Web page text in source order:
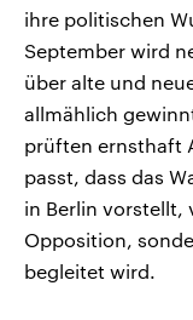
ihre politischen
September wird
über alte und
allmählich
prüften ernsthaft
passt, dass das
in Berlin vorstellt,
Opposition,
begleitet wird.